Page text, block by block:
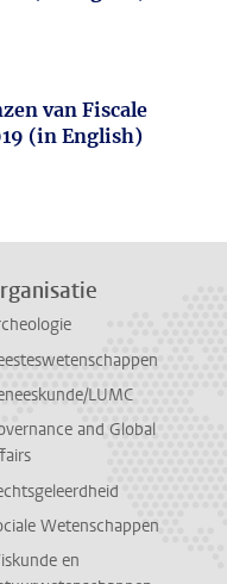
van Fiscale
(in English)
LUMC
and Global
Wetenschappen
en